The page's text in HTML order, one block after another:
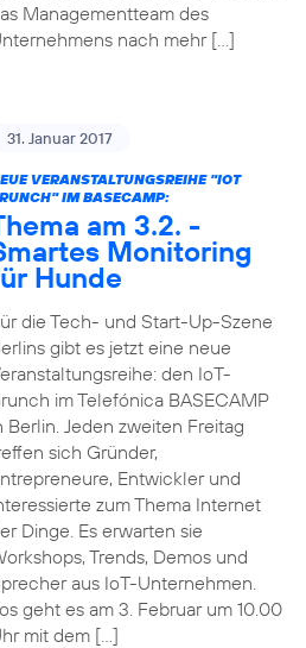
Managementteam des
nach mehr […]
31. Januar 2017
VERANSTALTUNGSREIHE "IOT
IM BASECAMP:
am 3.2. -
Monitoring
Hunde
die Tech- und Start-Up-Szene
gibt es jetzt eine neue
den IoT-
im Telefónica BASECAMP
Berlin. Jeden zweiten Freitag
sich Gründer,
Entwickler und
zum Thema Internet
Dinge. Es erwarten sie
Trends, Demos und
aus IoT-Unternehmen.
geht es am 3. Februar um 10.00
mit dem […]